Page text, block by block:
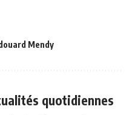
Mendy
quotidiennes